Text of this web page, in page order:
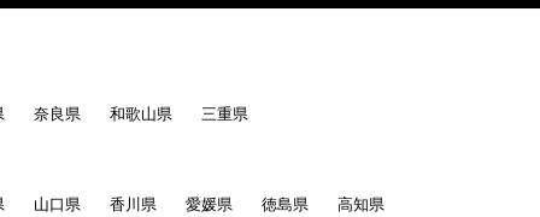
奈良県 和歌山県 三重県
山口県 香川県 愛媛県 徳島県 高知県